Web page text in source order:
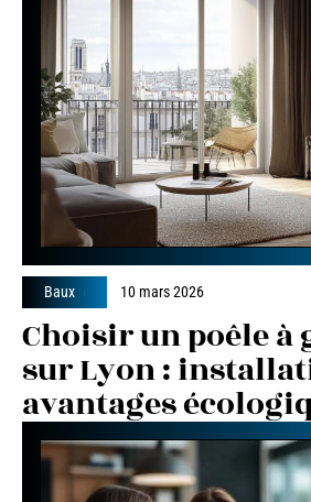
Baux 10 mars 2026
Choisir un poêle à
sur Lyon :
avantages